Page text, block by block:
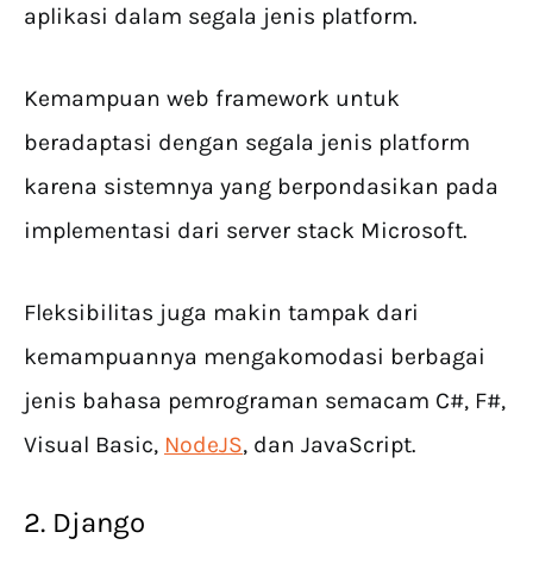
aplikasi dalam segala jenis platform.
Kemampuan web framework untuk
beradaptasi dengan segala jenis platform
karena sistemnya yang berpondasikan pada
implementasi dari server stack Microsoft.
Fleksibilitas juga makin tampak dari
kemampuannya mengakomodasi berbagai
jenis bahasa pemrograman semacam C#, F#,
Visual Basic, NodeJS, dan JavaScript.
2. Django